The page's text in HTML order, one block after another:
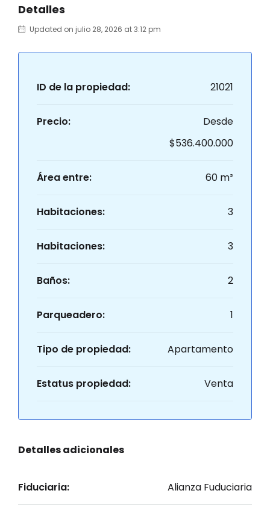
Detalles
Updated on julio 28, 2026 at 3:12 pm
ID de la propiedad: 21021
Precio:
Desde
$536.400.000
Área entre: 60 m²
Habitaciones: 3
Habitaciones: 3
Baños: 2
Parqueadero: 1
Tipo de propiedad: Apartamento
Estatus propiedad: Venta
Detalles adicionales
Fiduciaria: Alianza Fuduciaria